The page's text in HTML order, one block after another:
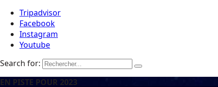
Tripadvisor
Facebook
Instagram
Youtube
Search for:
EN PISTE POUR 2023